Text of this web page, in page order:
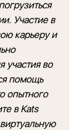
Участие в
карьеру и
участия во
помощь
опытного
в Kats